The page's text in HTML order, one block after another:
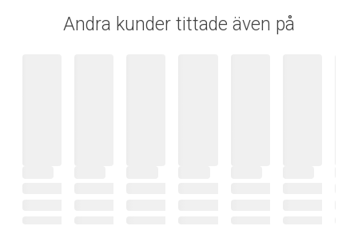
Andra kunder tittade även på